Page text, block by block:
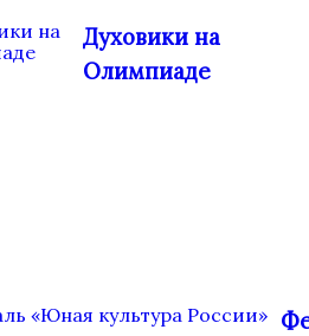
Духовики на
Олимпиаде